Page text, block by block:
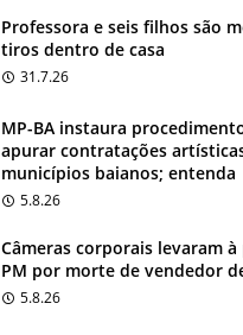
Professora e seis filhos são
tiros dentro de casa
31.7.26
MP-BA instaura
apurar contratações
municípios baianos; entenda
5.8.26
Câmeras corporais levaram
PM por morte de vendedor
5.8.26